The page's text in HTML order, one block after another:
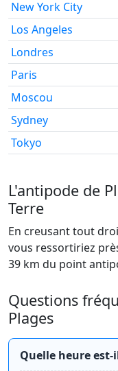
New York City
Los Angeles
Londres
Paris
Moscou
Sydney
Tokyo
L'antipode de
Terre
En creusant tout
vous ressortiriez
39 km du point
Questions
Plages
Quelle heure est-